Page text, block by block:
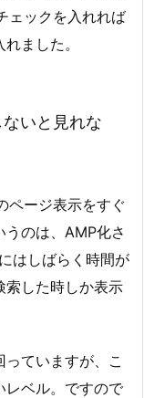
ェックを入れれば
ました。
いと見れな
ページ表示をすぐ
のは、AMP化さ
はしばらく時間が
索した時しか表示
ていますが、こ
レベル。ですので